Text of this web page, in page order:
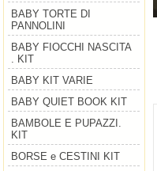
BABY TORTE DI
PANNOLINI
BABY FIOCCHI NASCITA
. KIT
BABY KIT VARIE
BABY QUIET BOOK KIT
BAMBOLE E PUPAZZI.
KIT
BORSE e CESTINI KIT